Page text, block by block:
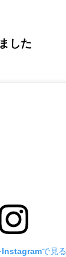
した
Instagramで見る